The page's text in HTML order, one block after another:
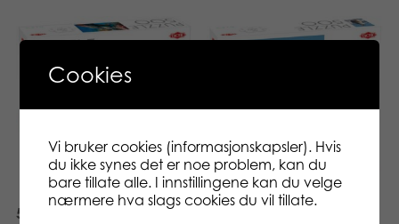
500 pcs puzzle: Sea Turtle
Cookies
Vi bruker cookies (informasjonskapsler). Hvis
du ikke synes det er noe problem, kan du
bare tillate alle. I innstillingene kan du velge
nærmere hva slags cookies du vil tillate.